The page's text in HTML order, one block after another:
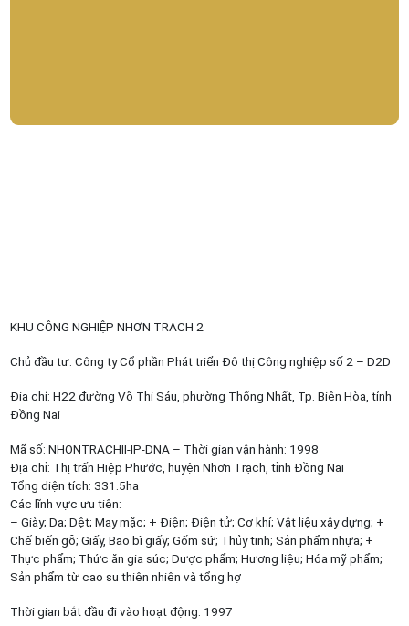
KHU CÔNG NGHIỆP NHƠN TRACH 2
Chủ đầu tư: Công ty Cổ phần Phát triển Đô thị Công nghiệp số 2 – D2D
Địa chỉ: H22 đường Võ Thị Sáu, phường Thống Nhất, Tp. Biên Hòa, tỉnh
Đồng Nai
Mã số: NHONTRACHII-IP-DNA – Thời gian vận hành: 1998
Địa chỉ: Thị trấn Hiệp Phước, huyện Nhơn Trạch, tỉnh Đồng Nai
Tổng diện tích: 331.5ha
Các lĩnh vực ưu tiên:
– Giày; Da; Dệt; May mặc; + Điện; Điện tử; Cơ khí; Vật liệu xây dựng; +
Chế biến gỗ; Giấy, Bao bì giấy; Gốm sứ; Thủy tinh; Sản phẩm nhựa; +
Thực phẩm; Thức ăn gia súc; Dược phẩm; Hương liệu; Hóa mỹ phẩm;
Sản phẩm từ cao su thiên nhiên và tổng hợ
Thời gian bắt đầu đi vào hoạt động: 1997